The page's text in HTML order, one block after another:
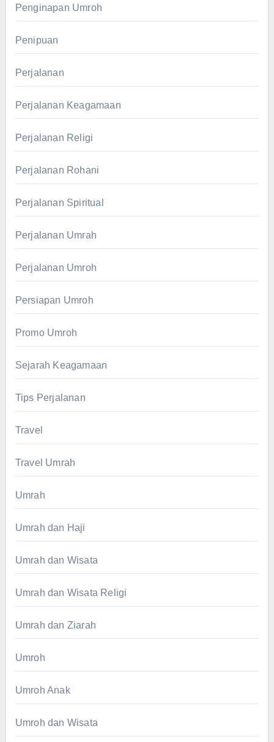
Penginapan Umroh
Penipuan
Perjalanan
Perjalanan Keagamaan
Perjalanan Religi
Perjalanan Rohani
Perjalanan Spiritual
Perjalanan Umrah
Perjalanan Umroh
Persiapan Umroh
Promo Umroh
Sejarah Keagamaan
Tips Perjalanan
Travel
Travel Umrah
Umrah
Umrah dan Haji
Umrah dan Wisata
Umrah dan Wisata Religi
Umrah dan Ziarah
Umroh
Umroh Anak
Umroh dan Wisata